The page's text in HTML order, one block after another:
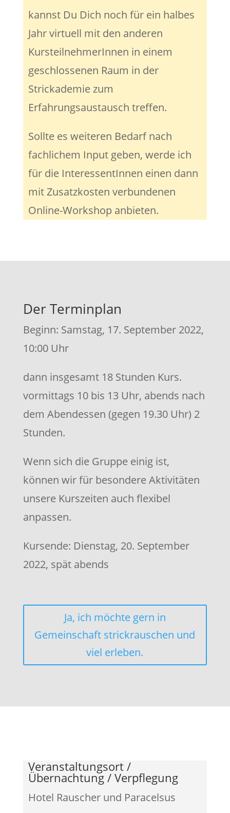
kannst Du Dich noch für ein halbes
Jahr virtuell mit den anderen
KursteilnehmerInnen in einem
geschlossenen Raum in der
Strickademie zum
Erfahrungsaustausch treffen.
Sollte es weiteren Bedarf nach
fachlichem Input geben, werde ich
für die InteressentInnen einen dann
mit Zusatzkosten verbundenen
Online-Workshop anbieten.
Der Terminplan
Beginn: Samstag, 17. September 2022,
10:00 Uhr
dann insgesamt 18 Stunden Kurs.
vormittags 10 bis 13 Uhr, abends nach
dem Abendessen (gegen 19.30 Uhr) 2
Stunden.
Wenn sich die Gruppe einig ist,
können wir für besondere Aktivitäten
unsere Kurszeiten auch flexibel
anpassen.
Kursende: Dienstag, 20. September
2022, spät abends
Ja, ich möchte gern in
Gemeinschaft strickrauschen und
viel erleben.
Veranstaltungsort /
Übernachtung / Verpflegung
Hotel Rauscher und Paracelsus